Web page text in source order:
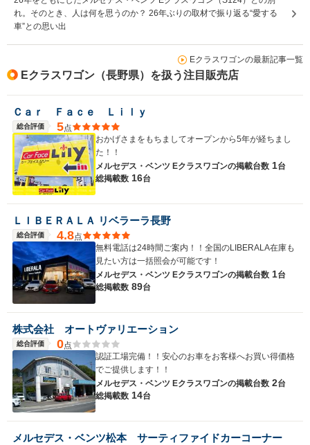
れ。そのとき、人は何を思うのか？ 26年ぶりの取材で振り返る“愛する
車”との思い出
Eクラスワゴンの最新記事一覧
Eクラスワゴン（長野県）を扱う注目販売店
Ｃａｒ Ｆａｃｅ Ｌｉｌｙ
総合評価 5点
おかげさまをもちましてオープンから5年が経ちまし
た！！
メルセデス・ベンツ Eクラスワゴンの掲載台数 1台
総掲載数 16台
ＬＩＢＥＲＡＬＡ リベラーラ長野
総合評価 4.8点
無料電話は24時間ご案内！！全国のLIBERALA在庫も
見たい方は一括照会が可能です！
メルセデス・ベンツ Eクラスワゴンの掲載台数 1台
総掲載数 89台
株式会社 オートヴァリエーション
総合評価 0点
認証工場完備！！安心のお車をお客様へお買い得価格
でご提供します！！
メルセデス・ベンツ Eクラスワゴンの掲載台数 2台
総掲載数 14台
メルセデス・ベンツ松本 サーティファイドカーコーナー